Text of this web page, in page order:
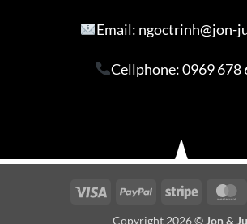
Email: ngoctrinh@jon-
Cellphone:0969 678
Visa PayPal Stripe
Copyright 2026 © Jon &